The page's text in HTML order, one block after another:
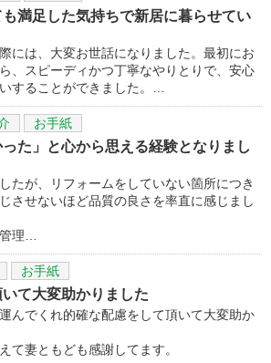
満足した気持ちで新居に暮らせてい
には、大変お世話になりました。最初にお
、スピーディかつ丁寧なやりとりで、安心
することができました。…
お手紙
った」と心から思える経験となりまし
たが、リフォームをしていない箇所につき
させないほど品質の良さを率直に感じまし
理…
お手紙
て大変助かりました
んでくれ的確な配慮をして頂いて大変助か
て妻ともども感謝してます。